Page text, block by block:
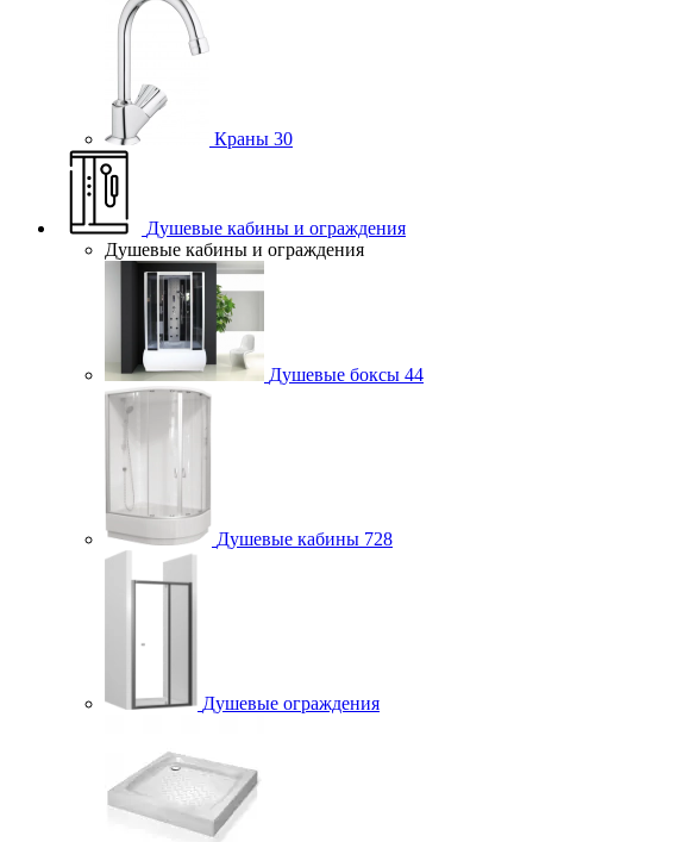
Краны 30
Душевые кабины и ограждения
Душевые кабины и ограждения
Душевые боксы 44
Душевые кабины 728
Душевые ограждения